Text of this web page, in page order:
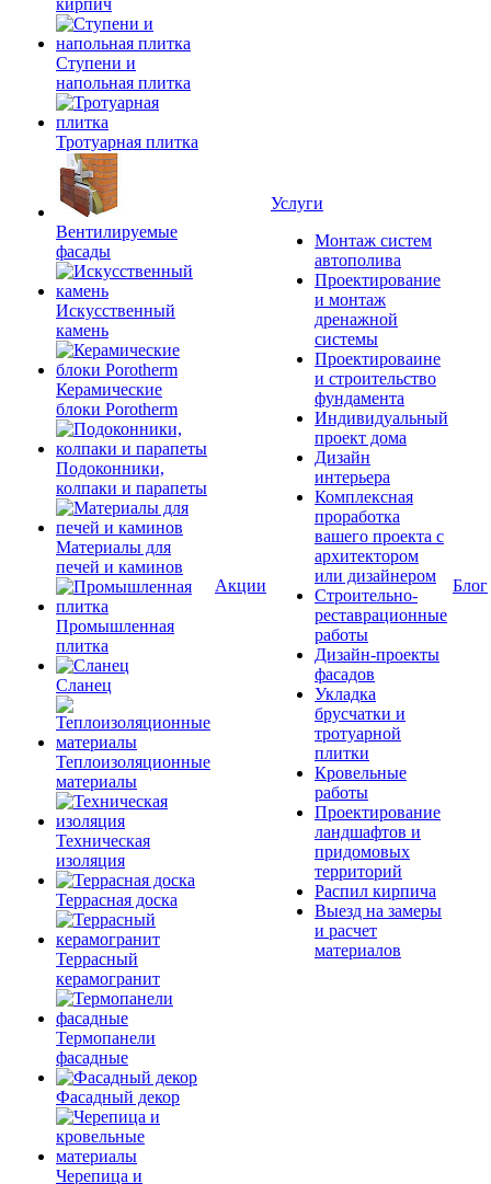
кирпич
Ступени и
напольная плитка
Тротуарная плитка
Вентилируемые
фасады
Искусственный
камень
Керамические
блоки Porotherm
Подоконники,
колпаки и парапеты
Материалы для
печей и каминов
Промышленная
плитка
Сланец
Теплоизоляционные
материалы
Техническая
изоляция
Террасная доска
Террасный
керамогранит
Термопанели
фасадные
Фасадный декор
Черепица и
Акции
Услуги
Монтаж систем
автополива
Проектирование
и монтаж
дренажной
системы
Проектироваине
и строительство
фундамента
Индивидуальный
проект дома
Дизайн
интерьера
Комплексная
проработка
вашего проекта с
архитектором
или дизайнером
Строительно-
реставрационные
работы
Дизайн-проекты
фасадов
Укладка
брусчатки и
тротуарной
плитки
Кровельные
работы
Проектирование
ландшафтов и
придомовых
территорий
Распил кирпича
Выезд на замеры
и расчет
материалов
Блог